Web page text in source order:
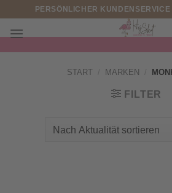
springen
PERSÖNLICHER
START MARKEN
FILTER